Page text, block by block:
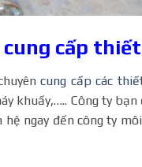
cung cấp
cung cấp các
khuấy,….. Công ty
hệ ngay đến công ty